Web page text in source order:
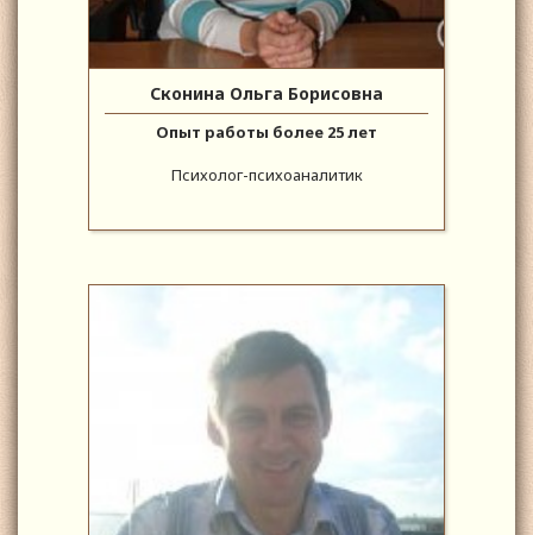
Сконина Ольга Борисовна
Опыт работы более 25 лет
Психолог-психоаналитик